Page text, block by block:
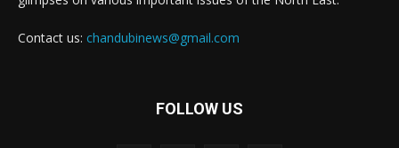
Contact us: chandubinews@gmail.com
FOLLOW US